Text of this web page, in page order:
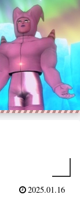
2025.01.16